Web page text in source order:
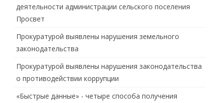
деятельности администрации сельского поселения
Просвет
Прокуратурой выявлены нарушения земельного
законодательства
Прокуратурой выявлены нарушения законодательства
о противодействии коррупции
«Быстрые данные» - четыре способа получения